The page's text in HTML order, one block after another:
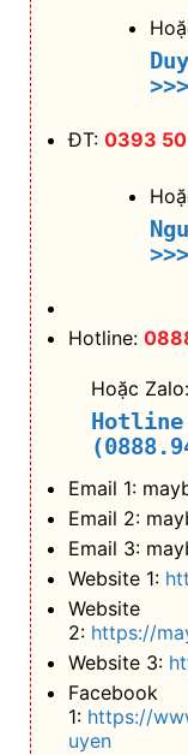
ĐT: 0393 50
Hotline:
Hoặc Zalo:
Hotline
Email 1:
Email 2:
Email 3:
Website 1:
Website
2: https://
Website 3:
Facebook
1: https://
uyen